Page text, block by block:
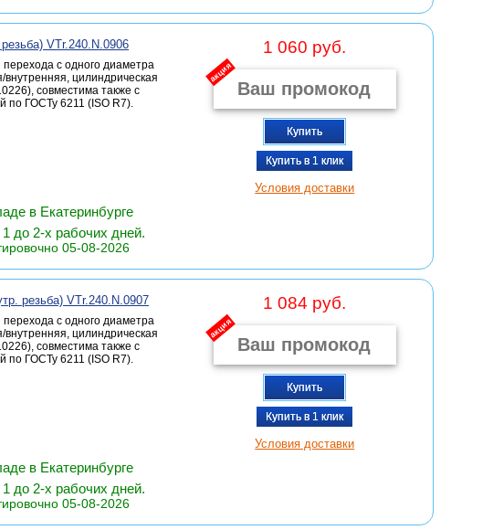
VTr.240.N.0906
с одного диаметра
внутренняя, цилиндрическая
совместима также с
по ГОСТу 6211 (ISO R7).
1 060 руб.
акция
Купить
Купить в 1 клик
Условия доставки
в Екатеринбурге
до 2-х рабочих дней.
05-08-2026
резьба) VTr.240.N.0907
с одного диаметра
внутренняя, цилиндрическая
совместима также с
по ГОСТу 6211 (ISO R7).
1 084 руб.
акция
Купить
Купить в 1 клик
Условия доставки
в Екатеринбурге
до 2-х рабочих дней.
05-08-2026